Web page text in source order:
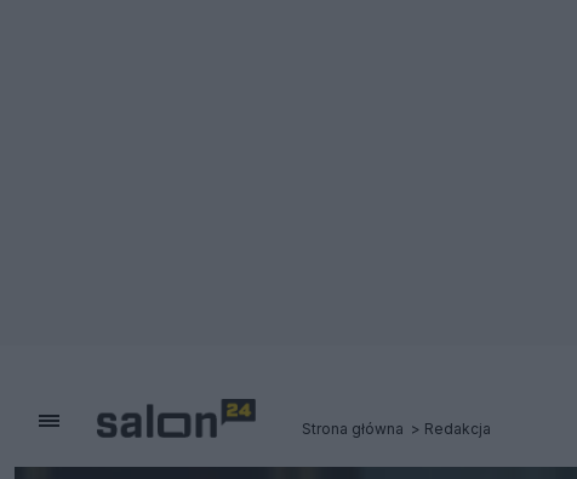
Strona główna Redakcja